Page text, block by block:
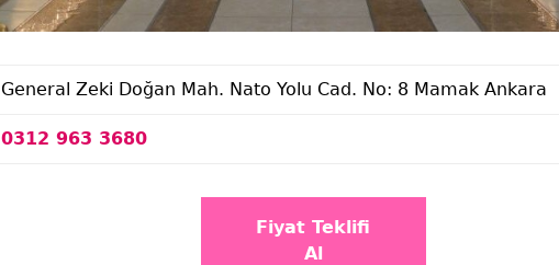
General Zeki Doğan Mah. Nato Yolu Cad. No: 8 Mamak Ankara
0312 963 3680
Fiyat Teklifi
Al